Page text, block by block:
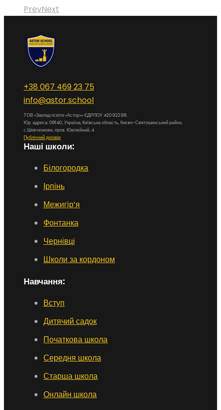
PrevNext
+38 067 469 23 75
info@astor.school
ТОВ «Заклад освіти «Астор»» ЄДРПОУ 42092298.
Юр. адреса: 08140, Україна, Київська область, Києво-Святошинський район,
с.Шевченкове, пров. Ювілейний, 4
Публічний договір
Наші школи:
Білогородка
Ірпінь
Межигір’я
Фонтанка
Чернівці
Школи за кордоном
Навчання:
Вступ
Дитячий садок
Початкова школа
Середня школа
Старша школа
Онлайн школа